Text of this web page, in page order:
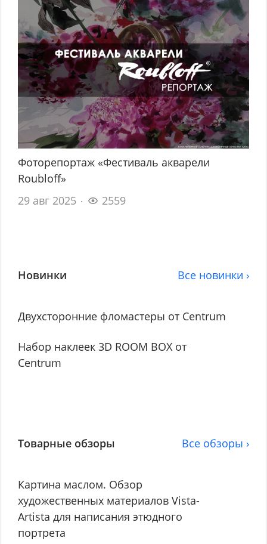
Фоторепортаж «Фестиваль акварели
Roubloff»
29 авг 2025
2559
Новинки Все новинки ›
Двухсторонние фломастеры от Centrum
Набор наклеек 3D ROOM BOX от
Centrum
Товарные обзоры Все обзоры ›
Картина маслом. Обзор
художественных материалов Vista-
Artista для написания этюдного
портрета